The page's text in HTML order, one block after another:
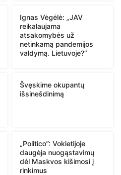
Ignas Vėgėlė: „JAV
reikalaujama
atsakomybės už
netinkamą pandemijos
valdymą. Lietuvoje?“
Švęskime okupantų
išsinešdinimą
„Politico”: Vokietijoje
daugėja nuogąstavimų
dėl Maskvos kišimosi į
rinkimus